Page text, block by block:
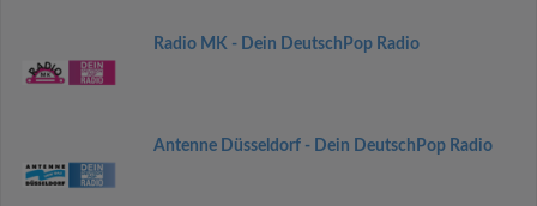
Radio MK - Dein DeutschPop Radio
Antenne Düsseldorf - Dein DeutschPop Radio